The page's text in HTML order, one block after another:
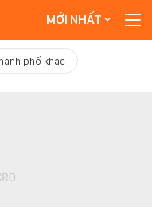
MỚI NHẤT
phố khác